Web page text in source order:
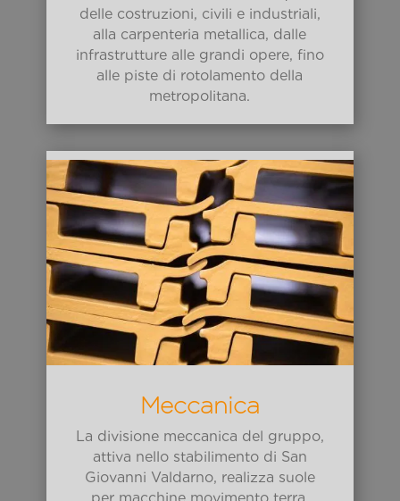
delle costruzioni, civili e industriali,
alla carpenteria metallica, dalle
infrastrutture alle grandi opere, fino
alle piste di rotolamento della
metropolitana.
Meccanica
La divisione meccanica del gruppo,
attiva nello stabilimento di San
Giovanni Valdarno, realizza suole